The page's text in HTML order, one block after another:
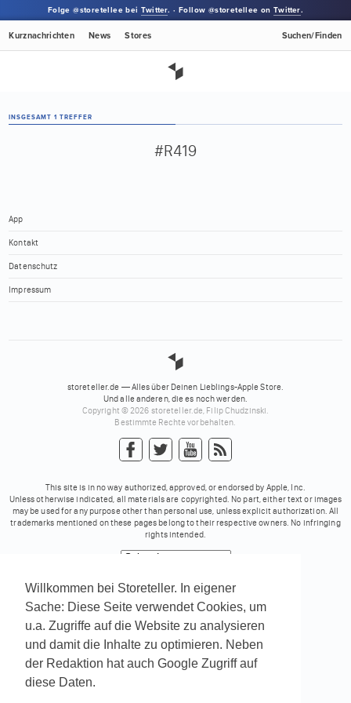
Willkommen bei Storeteller. In eigener
Sache: Diese Seite verwendet Cookies, um
u.a. Zugriffe auf die Website zu analysieren
und damit die Inhalte zu optimieren. Neben
der Redaktion hat auch Google Zugriff auf
diese Daten.
Folge @storetellee beiTwitter. · Follow @storetellee onTwitter.
Kurznachrichten News Stores Suchen/Finden
INSGESAMT 1 TREFFER
#R419
App
Kontakt
Datenschutz
Impressum
storeteller.de — Alles über Deinen Lieblings-Apple Store.
Und alle anderen, die es noch werden.
Copyright © 2026 storeteller.de, Filip Chudzinski.
Bestimmte Rechte vorbehalten.
This site is in no way authorized, approved, or endorsed by Apple, Inc.
Unless otherwise indicated, all materials are copyrighted. No part, either text or images
may be used for any purpose other than personal use, unless explicit authorization. All
trademarks mentioned on these pages belong to their respective owners. No infringing
rights intended.